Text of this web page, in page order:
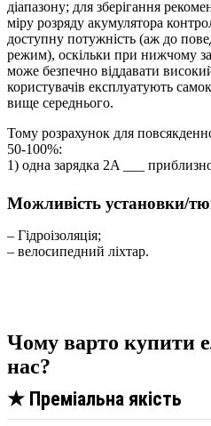
діапазону; для зберігання
міру розряду акумулятора
доступну потужність (аж до
режим), оскільки при нижчому
може безпечно віддавати
користувачів експлуатують
вище середнього.
Тому розрахунок для
50-100%:
1) одна зарядка 2A ___
Можливість установки/
– Гідроізоляція;
– велосипедний ліхтар.
Чому варто купити
нас?
★ Преміальна якість